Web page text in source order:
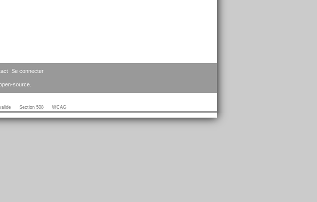
Se connecter
source.
Section 508 WCAG